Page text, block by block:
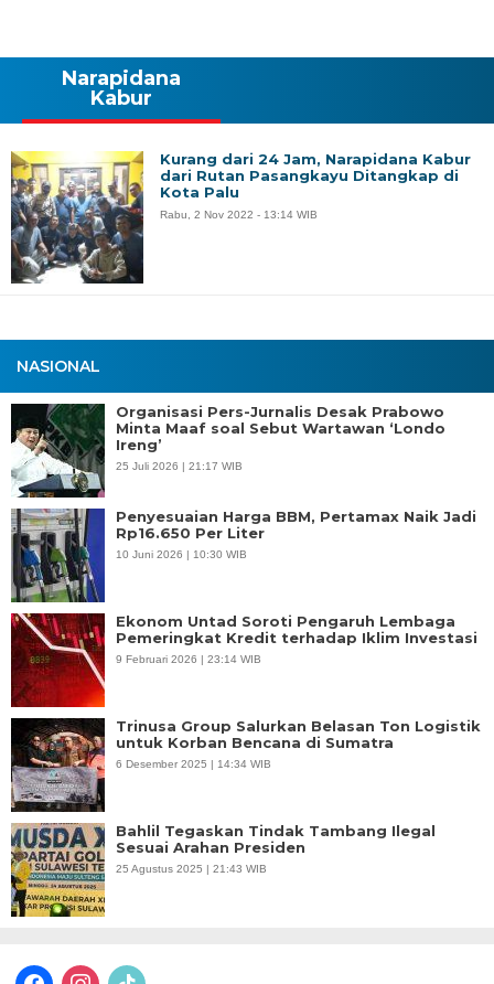
NASIONAL
Organisasi Pers-Jurnalis Desak Prabowo
Minta Maaf soal Sebut Wartawan ‘Londo
Ireng’
25 Juli 2026 | 21:17 WIB
Penyesuaian Harga BBM, Pertamax Naik Jadi
Rp16.650 Per Liter
10 Juni 2026 | 10:30 WIB
Ekonom Untad Soroti Pengaruh Lembaga
Pemeringkat Kredit terhadap Iklim Investasi
9 Februari 2026 | 23:14 WIB
Trinusa Group Salurkan Belasan Ton Logistik
untuk Korban Bencana di Sumatra
6 Desember 2025 | 14:34 WIB
Bahlil Tegaskan Tindak Tambang Ilegal
Sesuai Arahan Presiden
25 Agustus 2025 | 21:43 WIB
facebookinstagram
tiktok
Narapidana
Kabur
Kurang dari 24 Jam, Narapidana Kabur
dari Rutan Pasangkayu Ditangkap di
Kota Palu
Rabu, 2 Nov 2022 - 13:14 WIB